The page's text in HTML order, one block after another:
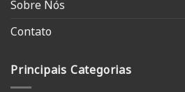
Sobre Nós
Contato
Principais Categorias